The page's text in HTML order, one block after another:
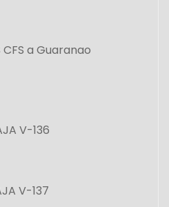
CFS a Guaranao
V-136
V-137